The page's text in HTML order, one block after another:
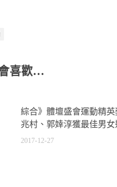
喜歡…
綜合》體壇盛會運動精英
兆村、郭婞淳獲最佳男女
2017-12-27